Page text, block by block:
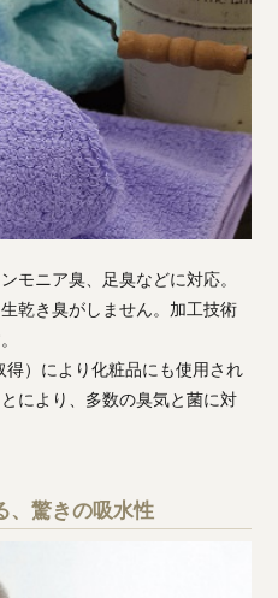
モニア臭、足臭などに対応。
乾き臭がしません。加工技術
）により化粧品にも使用され
により、多数の臭気と菌に対
、驚きの吸水性